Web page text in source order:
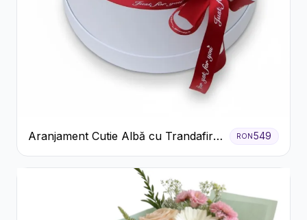
Aranjament Cutie Albă cu Trandafiri
Roșii și Raffaello
RON549